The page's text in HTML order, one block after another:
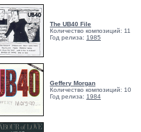
The UB40 File
Количество композиций: 11
Год релиза: 1985
Geffery Morgan
Количество композиций: 10
Год релиза: 1984